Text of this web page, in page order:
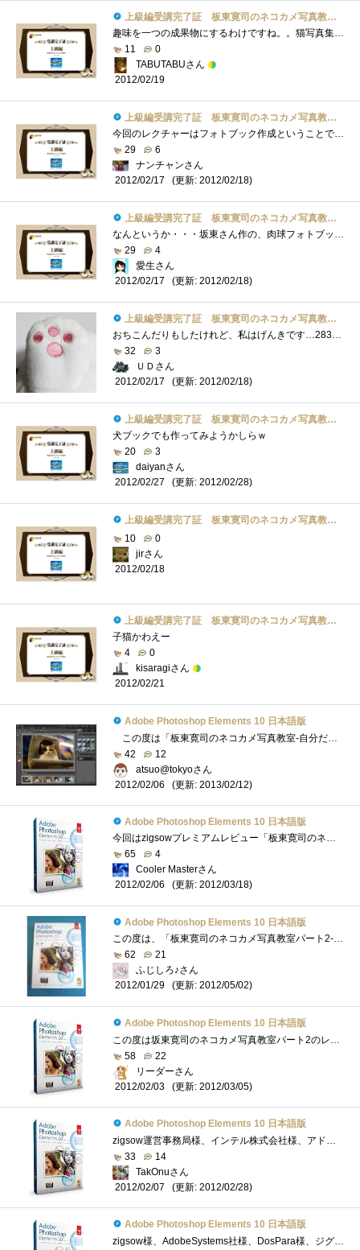
上級編受講完了証 板東寛司のネコカメ写真教室パート2
趣味を一つの成果物にするわけですね。。猫写真集。猫好きにはたまりません。
11
0
TABUTABUさん
2012/02/19
上級編受講完了証 板東寛司のネコカメ写真教室パート2
今回のレクチャーはフォトブック作成ということでためにはなったが､は長過ぎ(^^ゞ
29
6
ナンチャンさん
2012/02/17
(更新: 2012/02/18)
上級編受講完了証 板東寛司のネコカメ写真教室パート2
なんというか・・・坂東さん作の、肉球フォトブックが欲しい！
29
4
愛生さん
2012/02/17
(更新: 2012/02/18)
上級編受講完了証 板東寛司のネコカメ写真教室パート2
おちこんだりもしたけれど、私はげんきです…283個目。
32
3
ＵＤさん
2012/02/17
(更新: 2012/02/18)
上級編受講完了証 板東寛司のネコカメ写真教室パート2
犬ブックでも作ってみようかしらｗ
20
3
daiyanさん
2012/02/27
(更新: 2012/02/28)
上級編受講完了証 板東寛司のネコカメ写真教室パート2
10
0
jirさん
2012/02/18
上級編受講完了証 板東寛司のネコカメ写真教室パート2
子猫かわえー
4
0
kisaragiさん
2012/02/21
Adobe Photoshop Elements 10 日本語版
この度は「板東寛司のネコカメ写真教室-自分だけの写真集制作編」に選出いただきありがとうございます。 こちらでは、AdobePhotoshopElements10の�...
42
12
atsuo@tokyoさん
2012/02/06
(更新: 2013/02/12)
Adobe Photoshop Elements 10 日本語版
今回はzigsowプレミアムレビュー「板東寛司のネコカメ写真教室-自分だけの写真集制作編」のレビュアーに選出して頂き、マウスコンピューター「M...
65
4
Cooler Masterさん
2012/02/06
(更新: 2012/03/18)
Adobe Photoshop Elements 10 日本語版
この度は、「板東寛司のネコカメ写真教室パート2-自分だけの写真集制作編」のレビュアーに選出いただき、zigsow様及びインテル株式会社様、株式...
62
21
ふじしろ♪さん
2012/01/29
(更新: 2012/05/02)
Adobe Photoshop Elements 10 日本語版
この度は坂東寛司のネコカメ写真教室パート2のレビュアーに選出いただきzigsow様及びインテル株式会社様ほか関係各社様に厚く御礼申し上げます�...
58
22
リーダーさん
2012/02/03
(更新: 2012/03/05)
Adobe Photoshop Elements 10 日本語版
zigsow運営事務局様、インテル株式会社様、アドビシステムズ株式会社様、この度は、プレミアムレビュー「板東寛司のネコカメ写真教室-自分だけ�...
33
14
TakOnuさん
2012/02/07
(更新: 2012/02/28)
Adobe Photoshop Elements 10 日本語版
zigsow様、AdobeSystems社様、DosPara様、ジグソープレミアムレビュー「板東寛司のネコカメ写真教室」レビューアーに選出頂き有難うございます。【感�...